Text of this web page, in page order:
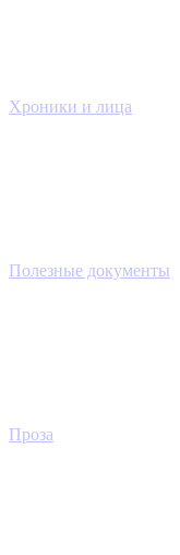
Хроники и лица
Полезные документы
Проза